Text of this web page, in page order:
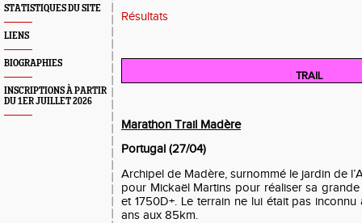
STATISTIQUES DU SITE
LIENS
BIOGRAPHIES
INSCRIPTIONS À PARTIR
DU 1ER JUILLET 2026
Résultats
TRAIL
Marathon Trail Madère
Portugal (27/04)
Archipel de Madère, surnommé le jardin de
pour Mickaël Martins pour réaliser sa
et 1750D+. Le terrain ne lui était pas
ans aux 85km.